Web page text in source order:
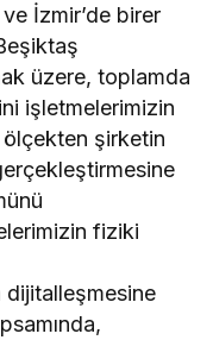
İzmir’de birer
üzere, toplamda
işletmelerimizin
ölçekten şirketin
fiziki
dijitalleşmesine